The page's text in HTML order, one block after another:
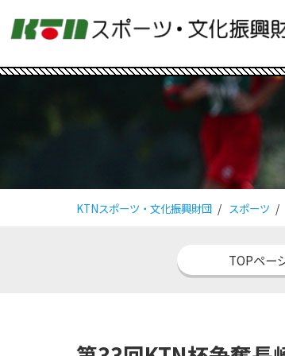
KTNスポーツ・文化振興財団 スポーツ
TOPペー